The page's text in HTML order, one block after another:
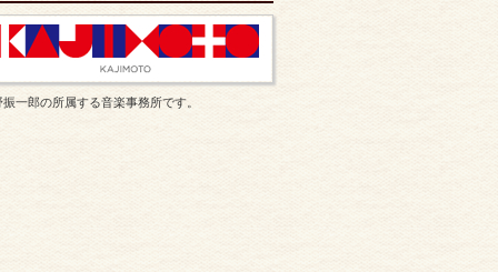
振一郎の所属する音楽事務所です。